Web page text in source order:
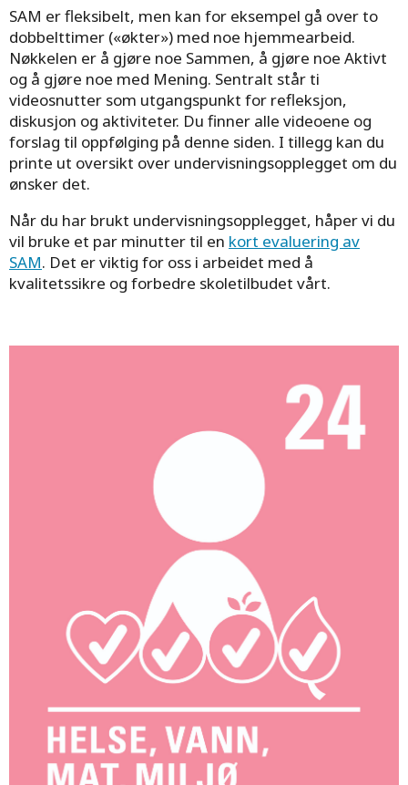
SAM er fleksibelt, men kan for eksempel gå over to
dobbelttimer («økter») med noe hjemmearbeid.
Nøkkelen er å gjøre noe Sammen, å gjøre noe Aktivt
og å gjøre noe med Mening. Sentralt står ti
videosnutter som utgangspunkt for refleksjon,
diskusjon og aktiviteter. Du finner alle videoene og
forslag til oppfølging på denne siden. I tillegg kan du
printe ut oversikt over undervisningsopplegget om du
ønsker det.
Når du har brukt undervisningsopplegget, håper vi du
vil bruke et par minutter til en kort evaluering av
SAM. Det er viktig for oss i arbeidet med å
kvalitetssikre og forbedre skoletilbudet vårt.